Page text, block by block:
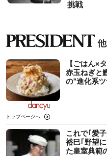
挑戦
【ごはん×
赤玉ねぎと
の"進化系
トップページへ
これで｢愛
裕巳｢野望
た皇室典範